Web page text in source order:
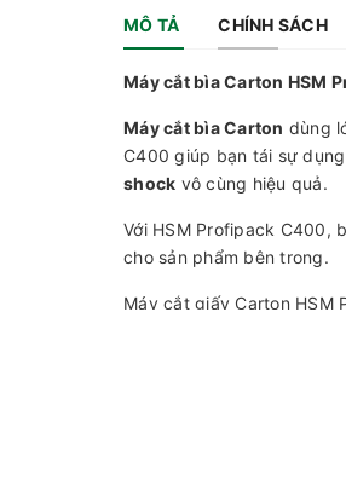
MÔ TẢ CHÍNH SÁCH
Máy cắt bìa Carton HSM
Máy cắt bìa Carton dùng
C400 giúp bạn tái sự
shock vô cùng hiệu quả.
Với HSM Profipack C400,
cho sản phẩm bên trong.
Máy cắt giấy Carton HSM
Thông số kỹ thuật cơ bản